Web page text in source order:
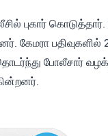
புகார்
கேமரா பதிவுகளில்
போலீசார்